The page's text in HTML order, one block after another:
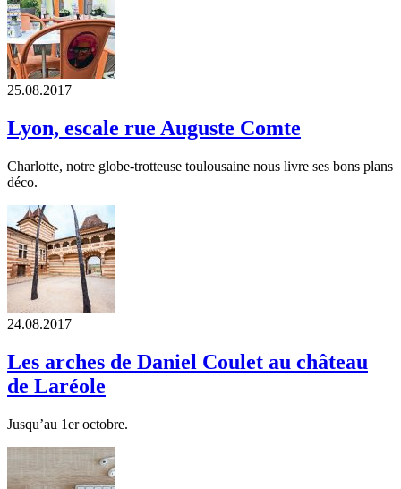
25.08.2017
Lyon, escale rue Auguste Comte
Charlotte, notre globe-trotteuse toulousaine nous livre ses bons plans
déco.
24.08.2017
Les arches de Daniel Coulet au château
de Laréole
Jusqu’au 1er octobre.